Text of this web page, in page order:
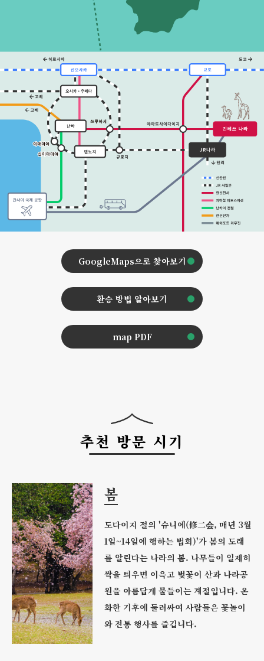
GoogleMaps으로 찾아보기
환승 방법 알아보기
map PDF
추천 방문 시기
봄
도다이지 절의 '슈니에(修二会, 매년 3월
1일~14일에 행하는 법회)'가 봄의 도래
를 알린다는 나라의 봄. 나무들이 일제히
싹을 틔우면 이윽고 벚꽃이 산과 나라공
원을 아름답게 물들이는 계절입니다. 온
화한 기후에 둘러싸여 사람들은 꽃놀이
와 전통 행사를 즐깁니다.